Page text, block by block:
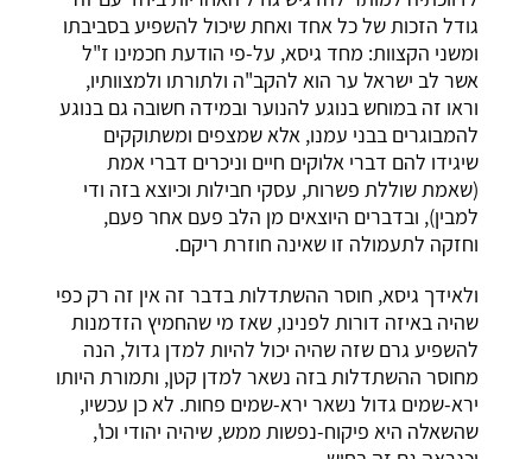
גודל הזכות של כל אחד ואחת שיכול להשפיע בסביבתו
ומשני הקצוות: מחד גיסא, על-פי הודעת חכמינו ז"ל
אשר לב ישראל ער הוא להקב"ה ולתורתו ולמצוותיו,
וראו זה במוחש בנוגע להנוער ובמידה חשובה גם בנוגע
להמבוגרים בבני עמנו, אלא שמצפים ומשתוקקים
שיגידו להם דברי אלוקים חיים וניכרים דברי אמת
(שאמת שוללת פשרות, עסקי חבילות וכיוצא בזה ודי
למבין), ובדברים היוצאים מן הלב פעם אחר פעם,
וחזקה לתעמולה זו שאינה חוזרת ריקם.
ולאידך גיסא, חוסר ההשתדלות בדבר זה אין זה רק כפי
שהיה באיזה דורות לפנינו, שאז מי שהחמיץ הזדמנות
להשפיע גרם שזה שהיה יכול להיות למדן גדול, הנה
מחוסר ההשתדלות בזה נשאר למדן קטן, ותמורת היותו
ירא-שמים גדול נשאר ירא-שמים פחות. לא כן עכשיו,
שהשאלה היא פיקוח-נפשות ממש, שיהיה יהודי וכו',